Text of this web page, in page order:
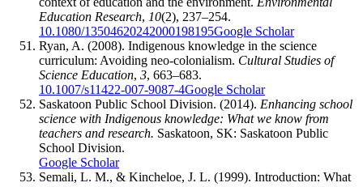
Education Research, 10(2), 237–254.
10.1080/13504620242000198195Google Scholar
Ryan, A. (2008). Indigenous knowledge in the science
curriculum: Avoiding neo-colonialism. Cultural Studies of
Science Education, 3, 663–683.
10.1007/s11422-007-9087-4Google Scholar
Saskatoon Public School Division. (2014). Enhancing school
science with Indigenous knowledge: What we know from
teachers and research. Saskatoon, SK: Saskatoon Public
School Division.
Google Scholar
Semali, L. M., & Kincheloe, J. L. (1999). Introduction: What